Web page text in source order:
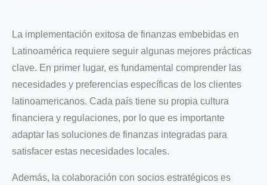
La implementación exitosa de finanzas embebidas en
Latinoamérica requiere seguir algunas mejores prácticas
clave. En primer lugar, es fundamental comprender las
necesidades y preferencias específicas de los clientes
latinoamericanos. Cada país tiene su propia cultura
financiera y regulaciones, por lo que es importante
adaptar las soluciones de finanzas integradas para
satisfacer estas necesidades locales.
Además, la colaboración con socios estratégicos es